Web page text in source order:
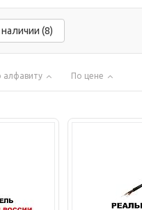
(8)
алфавиту По цене